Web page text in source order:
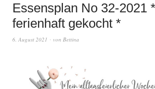
Essensplan No 32-2021 *
ferienhaft gekocht *
6. August 2021 von Bettina